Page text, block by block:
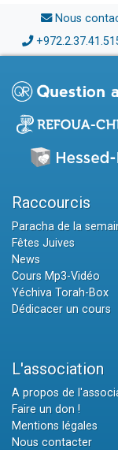
Nous
Raccourcis
Paracha de la
Fêtes Juives
News
Cours Mp3-Vidéo
Yéchiva Torah-Box
Dédicacer un cours
L'association
A propos de
Faire un don !
Mentions légales
Nous contacter